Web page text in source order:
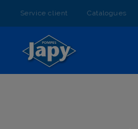
AU
Service client Catalogues